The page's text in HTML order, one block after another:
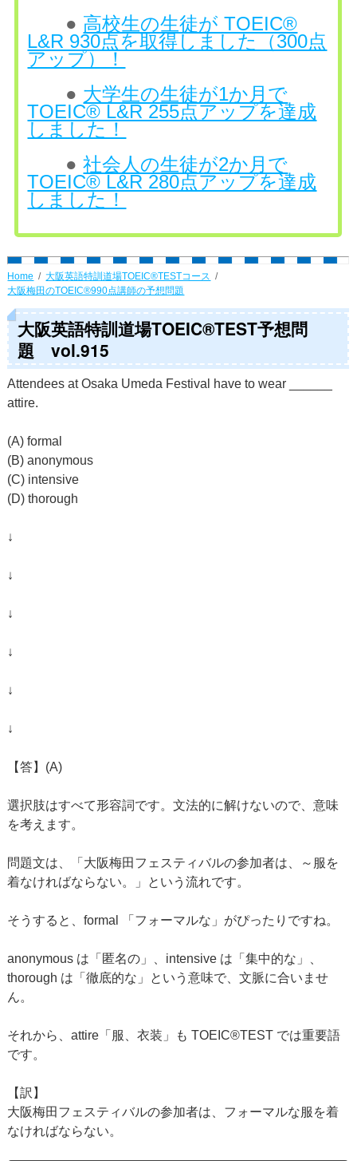
● 高校生の生徒が TOEIC®
L&R 930点を取得しました（300点
アップ）！
● 大学生の生徒が1か月で
TOEIC® L&R 255点アップを達成
しました！
●社会人の生徒が2か月で
TOEIC® L&R 280点アップを達成
しました！
Home
大阪英語特訓道場TOEIC®TESTコース
大阪梅田のTOEIC®990点講師の予想問題
大阪英語特訓道場TOEIC®TEST予想問
題 vol.915
Attendees at Osaka Umeda Festival have to wear ______
attire.
(A) formal
(B) anonymous
(C) intensive
(D) thorough
↓
↓
↓
↓
↓
↓
【答】(A)
選択肢はすべて形容詞です。文法的に解けないので、意味
を考えます。
問題文は、「大阪梅田フェスティバルの参加者は、～服を
着なければならない。」という流れです。
そうすると、formal 「フォーマルな」がぴったりですね。
anonymous は「匿名の」、intensive は「集中的な」、
thorough は「徹底的な」という意味で、文脈に合いませ
ん。
それから、attire「服、衣装」も TOEIC®TEST では重要語
です。
【訳】
大阪梅田フェスティバルの参加者は、フォーマルな服を着
なければならない。